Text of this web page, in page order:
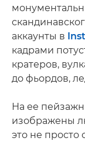
аккаунты в
кадрами
кратеров,
до фьордов,
На ее
изображены
это не просто